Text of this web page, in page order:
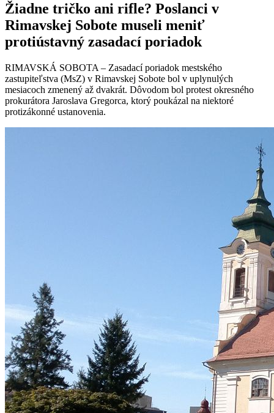
Žiadne tričko ani rifle? Poslanci v
Rimavskej Sobote museli meniť
protiústavný zasadací poriadok
RIMAVSKÁ SOBOTA – Zasadací poriadok mestského
zastupiteľstva (MsZ) v Rimavskej Sobote bol v uplynulých
mesiacoch zmenený až dvakrát. Dôvodom bol protest okresného
prokurátora Jaroslava Gregorca, ktorý poukázal na niektoré
protizákonné ustanovenia.